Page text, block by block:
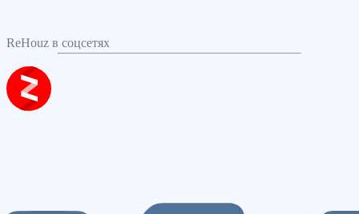
ReHouz в соцсетях